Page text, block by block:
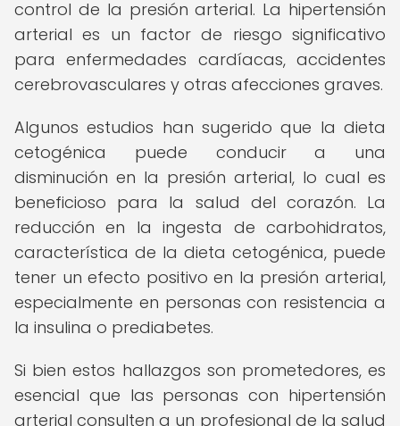
control de la presión arterial. La hipertensión
arterial es un factor de riesgo significativo
para enfermedades cardíacas, accidentes
cerebrovasculares y otras afecciones graves.
Algunos estudios han sugerido que la dieta
cetogénica puede conducir a una
disminución en la presión arterial, lo cual es
beneficioso para la salud del corazón. La
reducción en la ingesta de carbohidratos,
característica de la dieta cetogénica, puede
tener un efecto positivo en la presión arterial,
especialmente en personas con resistencia a
la insulina o prediabetes.
Si bien estos hallazgos son prometedores, es
esencial que las personas con hipertensión
arterial consulten a un profesional de la salud